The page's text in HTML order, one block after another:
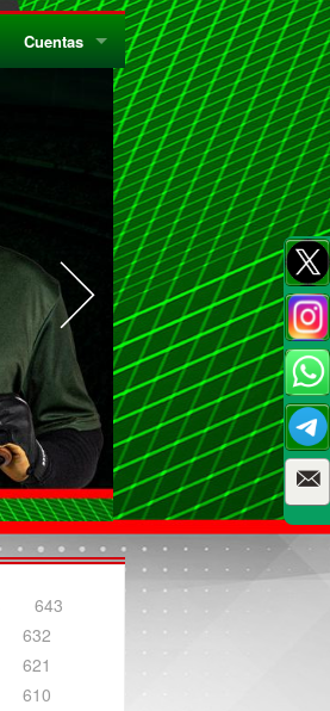
Parley?
Cuentas
Preguntas Frecuentes
Reglas Generales
643
632
621
610